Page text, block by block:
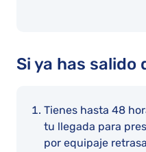
Si ya has salido
Tienes hasta 48
tu llegada para
por equipaje